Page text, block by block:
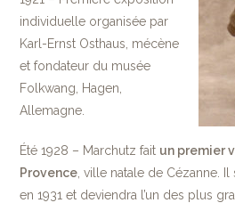
individuelle organisée par
Karl-Ernst Osthaus, mécène
et fondateur du musée
Folkwang, Hagen,
Allemagne.
Été 1928 – Marchutz fait un premier
Provence , ville natale de Cézanne.
en 1931 et deviendra l’un des plus